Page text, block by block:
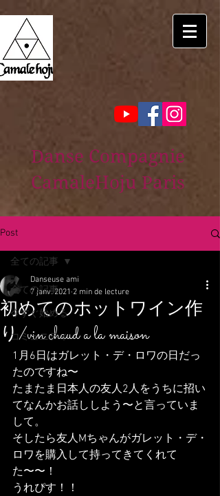
Danse Compagnie
CamaleHoju Paris
Post
全ての記事
今すぐ始める
コミュニティ
全ての記事
初めてのホットワイン作
り/vin chaud a la maison
Danseuse ami
7 janv. 2021 2 min de lecture
1月6日はガレット・デ・ロワの日だっ
たのですね〜
たまたま日本人の友人2人をうちに招い
てなんかお話ししよう〜と言っていま
して。
そしたら友人Mちゃんがガレット・デ・
ロワを購入して持ってきてくれて
た〜〜！
うれぴす！！